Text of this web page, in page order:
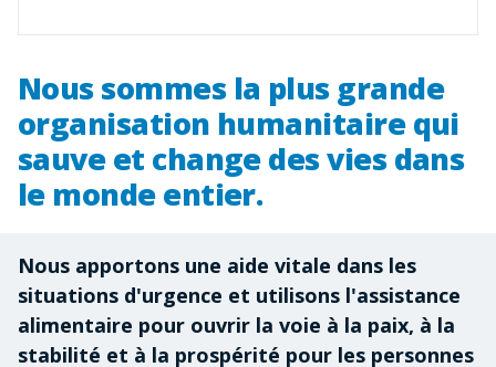
Nous sommes la plus grande
organisation humanitaire qui
sauve et change des vies dans
le monde entier.
Nous apportons une aide vitale dans les
situations d'urgence et utilisons l'assistance
alimentaire pour ouvrir la voie à la paix, à la
stabilité et à la prospérité pour les personnes